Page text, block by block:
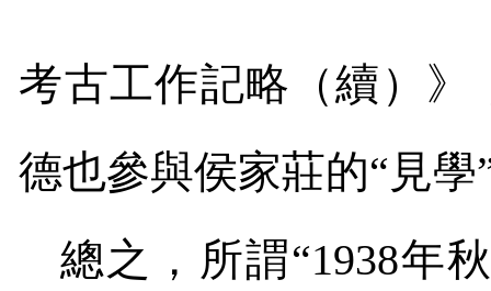
考古工作記略（續）》
德也參與侯家莊的“ 見學
總之，所謂“1938年